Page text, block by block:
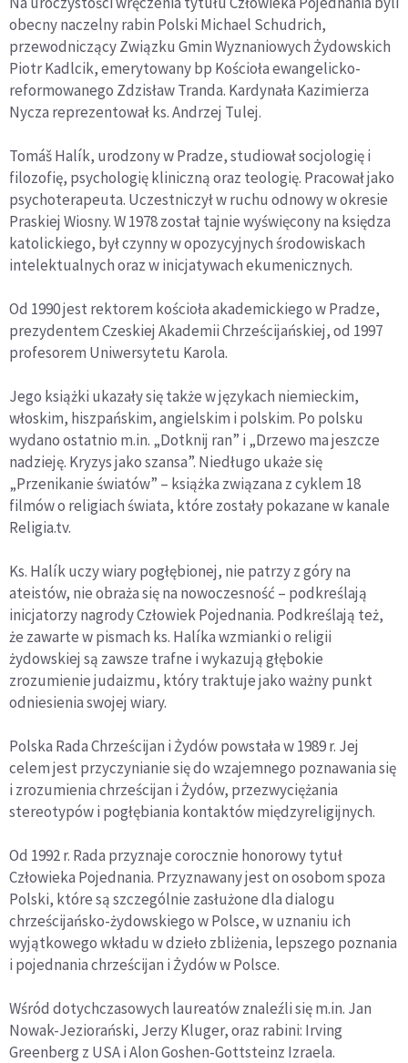
obecny naczelny rabin Polski Michael Schudrich,
przewodniczący Związku Gmin Wyznaniowych Żydowskich
Piotr Kadlcik, emerytowany bp Kościoła ewangelicko-
reformowanego Zdzisław Tranda. Kardynała Kazimierza
Nycza reprezentował ks. Andrzej Tulej.
Tomáš Halík, urodzony w Pradze, studiował socjologię i
filozofię, psychologię kliniczną oraz teologię. Pracował jako
psychoterapeuta. Uczestniczył w ruchu odnowy w okresie
Praskiej Wiosny. W 1978 został tajnie wyświęcony na księdza
katolickiego, był czynny w opozycyjnych środowiskach
intelektualnych oraz w inicjatywach ekumenicznych.
Od 1990 jest rektorem kościoła akademickiego w Pradze,
prezydentem Czeskiej Akademii Chrześcijańskiej, od 1997
profesorem Uniwersytetu Karola.
Jego książki ukazały się także w językach niemieckim,
włoskim, hiszpańskim, angielskim i polskim. Po polsku
wydano ostatnio m.in. „Dotknij ran” i „Drzewo ma jeszcze
nadzieję. Kryzys jako szansa”. Niedługo ukaże się
„Przenikanie światów” – książka związana z cyklem 18
filmów o religiach świata, które zostały pokazane w kanale
Religia.tv.
Ks. Halík uczy wiary pogłębionej, nie patrzy z góry na
ateistów, nie obraża się na nowoczesność – podkreślają
inicjatorzy nagrody Człowiek Pojednania. Podkreślają też,
że zawarte w pismach ks. Halíka wzmianki o religii
żydowskiej są zawsze trafne i wykazują głębokie
zrozumienie judaizmu, który traktuje jako ważny punkt
odniesienia swojej wiary.
Polska Rada Chrześcijan i Żydów powstała w 1989 r. Jej
celem jest przyczynianie się do wzajemnego poznawania się
i zrozumienia chrześcijan i Żydów, przezwyciężania
stereotypów i pogłębiania kontaktów międzyreligijnych.
Od 1992 r. Rada przyznaje corocznie honorowy tytuł
Człowieka Pojednania. Przyznawany jest on osobom spoza
Polski, które są szczególnie zasłużone dla dialogu
chrześcijańsko-żydowskiego w Polsce, w uznaniu ich
wyjątkowego wkładu w dzieło zbliżenia, lepszego poznania
i pojednania chrześcijan i Żydów w Polsce.
Wśród dotychczasowych laureatów znaleźli się m.in. Jan
Nowak-Jeziorański, Jerzy Kluger, oraz rabini: Irving
Greenberg z USA i Alon Goshen-Gottsteinz Izraela.